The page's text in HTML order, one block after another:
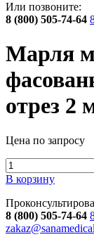
Или позвоните:
8 (800) 505-74-64
Марля
отрез 2
Цена по запросу
В корзину
8 (800) 505-74-64